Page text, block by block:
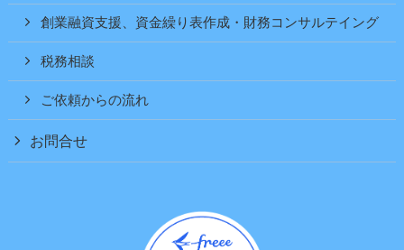
創業融資支援、資金繰り表作成・財務コンサルテイング
税務相談
ご依頼からの流れ
お問合せ